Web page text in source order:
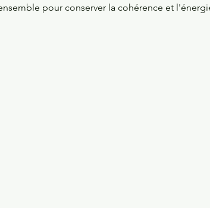
pour conserver la cohérence et